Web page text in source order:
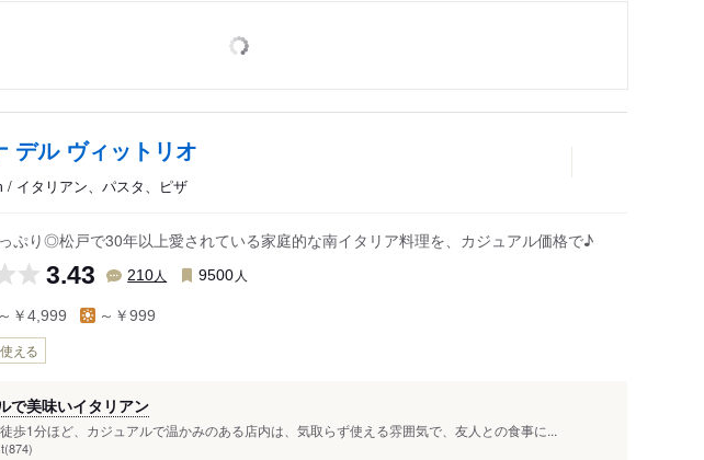
デル ヴィットリオ
/ イタリアン、パスタ、ピザ
ぷり◎松戸で30年以上愛されている家庭的な南イタリア料理を、カジュアル価格で♪
3.43 210人 9500 人
￥4,999 ～￥999
える
で美味いイタリアン
歩1分ほど、カジュアルで温かみのある店内は、気取らず使える雰囲気で、友人との食事に...